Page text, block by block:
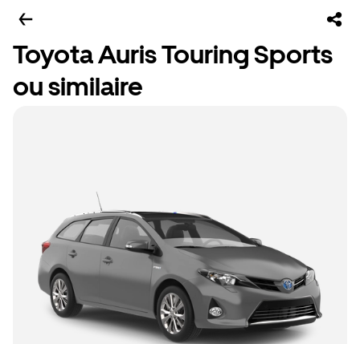
Toyota Auris Touring Sports
ou similaire